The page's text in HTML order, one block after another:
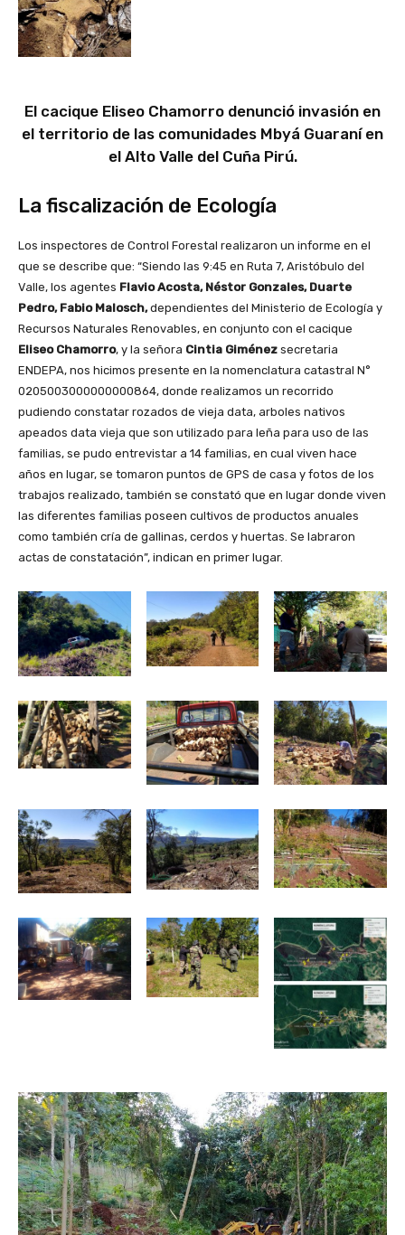
El cacique Eliseo Chamorro denunció invasión en
el territorio de las comunidades Mbyá Guaraní en
el Alto Valle del Cuña Pirú.
La fiscalización de Ecología
Los inspectores de Control Forestal realizaron un informe en el
que se describe que: “Siendo las 9:45 en Ruta 7, Aristóbulo del
Valle, los agentes Flavio Acosta, Néstor Gonzales, Duarte
Pedro, Fabio Malosch,dependientes del Ministerio de Ecología y
Recursos Naturales Renovables, en conjunto con el cacique
Eliseo Chamorro, y la señora Cintia Giménez secretaria
ENDEPA, nos hicimos presente en la nomenclatura catastral N°
0205003000000000864, donde realizamos un recorrido
pudiendo constatar rozados de vieja data, arboles nativos
apeados data vieja que son utilizado para leña para uso de las
familias, se pudo entrevistar a 14 familias, en cual viven hace
años en lugar, se tomaron puntos de GPS de casa y fotos de los
trabajos realizado, también se constató que en lugar donde viven
las diferentes familias poseen cultivos de productos anuales
como también cría de gallinas, cerdos y huertas. Se labraron
actas de constatación”, indican en primer lugar.